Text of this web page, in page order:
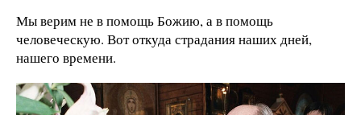
Мы верим не в помощь Божию, а в помощь
человеческую. Вот откуда страдания наших дней,
нашего времени.